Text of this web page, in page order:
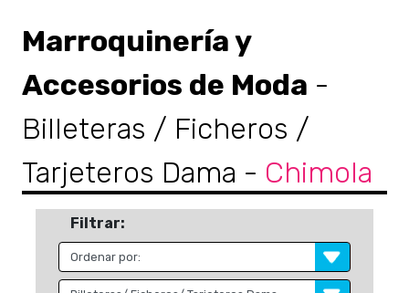
Marroquinería y
Accesorios de Moda -
Billeteras / Ficheros /
Tarjeteros Dama - Chimola
Filtrar: